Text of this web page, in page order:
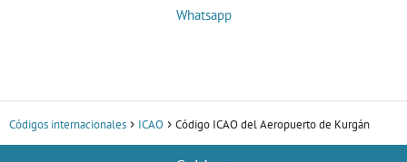
Whatsapp
Códigos internacionales ICAO Código ICAO del Aeropuerto de Kurgán